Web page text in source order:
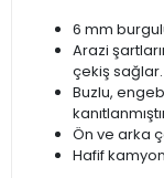
6 mm
Arazi
çekiş sağlar.
Buzlu,
Ön ve arka
Hafif